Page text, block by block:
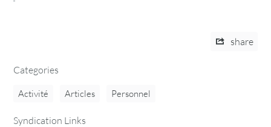
share
Categories
Activité Articles Personnel
Syndication Links